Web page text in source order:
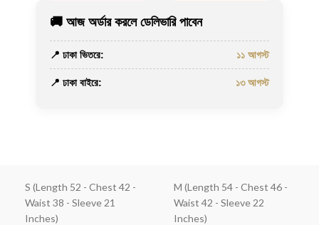
🚚 আজ অর্ডার করলে ডেলিভারি পাবেন
📍 ঢাকা ভিতরে: ১১ আগস্ট
📍 ঢাকা বাইরে: ১৩ আগস্ট
S (Length 52 - Chest 42 -
Waist 38 - Sleeve 21
Inches)
M (Length 54 - Chest 46 -
Waist 42 - Sleeve 22
Inches)